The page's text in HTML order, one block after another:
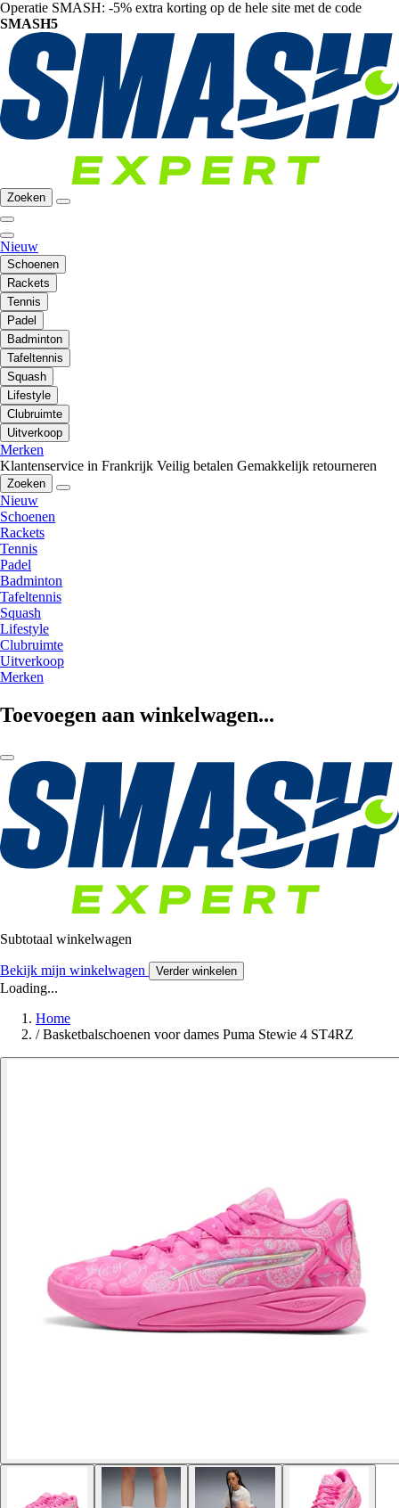
Operatie SMASH: -5% extra korting op de hele site met de code
SMASH5
Zoeken
Nieuw
Schoenen
Rackets
Tennis
Padel
Badminton
Tafeltennis
Squash
Lifestyle
Clubruimte
Uitverkoop
Merken
Klantenservice in Frankrijk Veilig betalen Gemakkelijk retourneren
Zoeken
Nieuw
Schoenen
Rackets
Tennis
Padel
Badminton
Tafeltennis
Squash
Lifestyle
Clubruimte
Uitverkoop
Merken
Toevoegen aan winkelwagen...
Subtotaal winkelwagen
Bekijk mijn winkelwagen Verder winkelen
Loading...
Home
/ Basketbalschoenen voor dames Puma Stewie 4 ST4RZ